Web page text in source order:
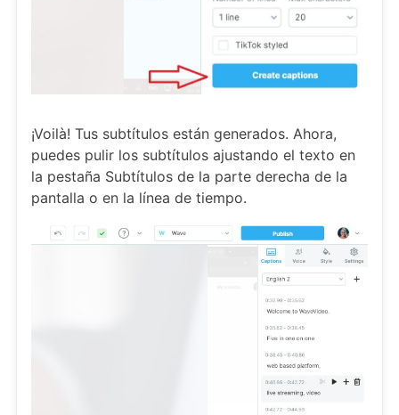
¡Voilà! Tus subtítulos están generados. Ahora,
puedes pulir los subtítulos ajustando el texto en
la pestaña Subtítulos de la parte derecha de la
pantalla o en la línea de tiempo.